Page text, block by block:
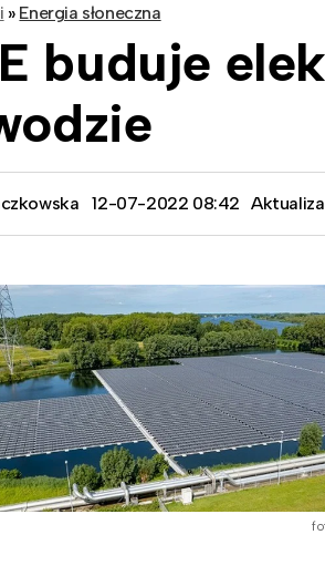
» Energia słoneczna
buduje
12-07-2022 08:42